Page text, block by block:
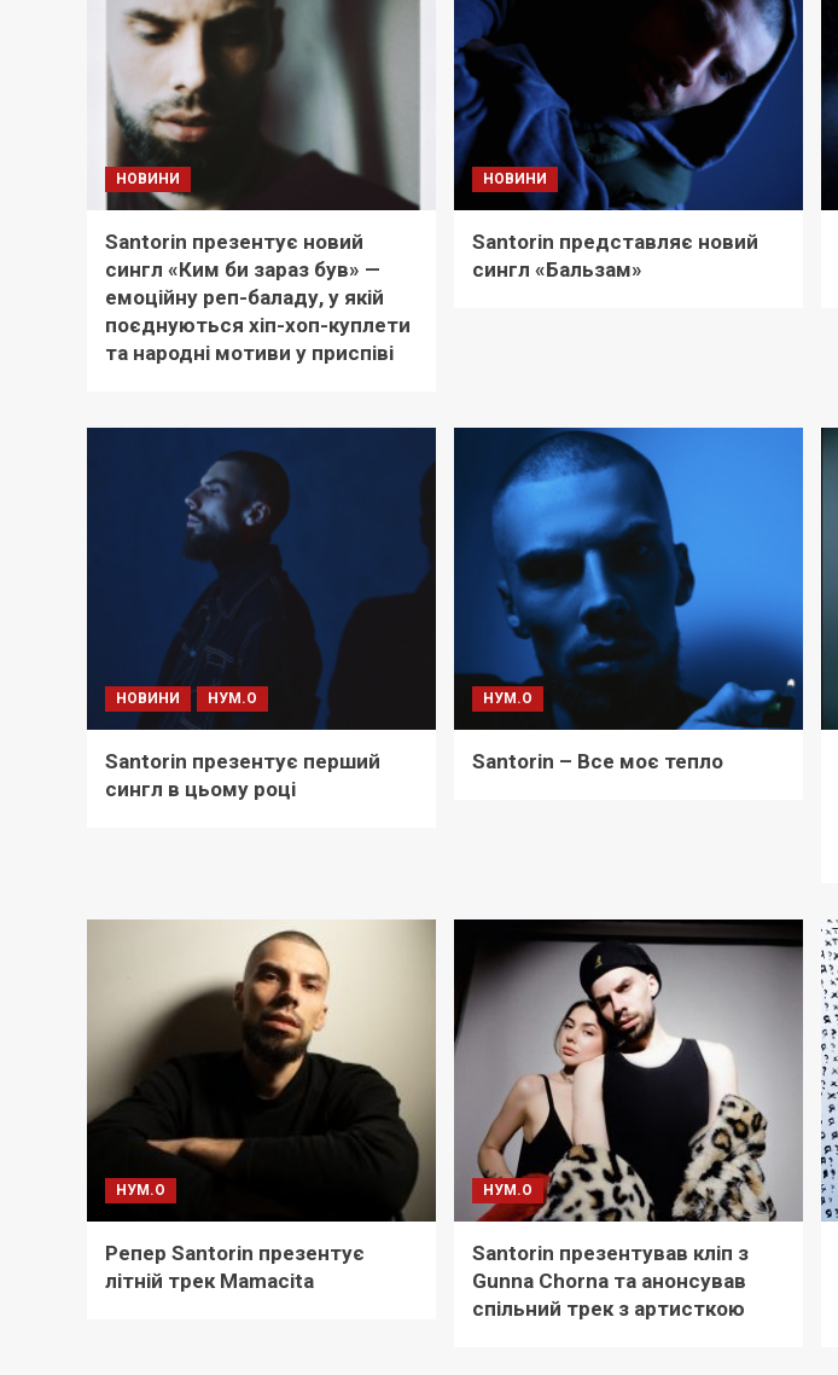
НОВИНИ
Santorin презентує новий
сингл «Ким би зараз був» —
емоційну реп-баладу, у якій
поєднуються хіп-хоп-куплети
та народні мотиви у приспіві
НОВИНИ
Santorin представляє новий
сингл «Бальзам»
НОВИНИ НУМ.О
Santorin презентує перший
сингл в цьому році
НУМ.О
Santorin – Все моє тепло
НУМ.О
Репер Santorin презентує
літній трек Mamacita
НУМ.О
Santorin презентував кліп з
Gunna Chorna та анонсував
спільний трек з артисткою